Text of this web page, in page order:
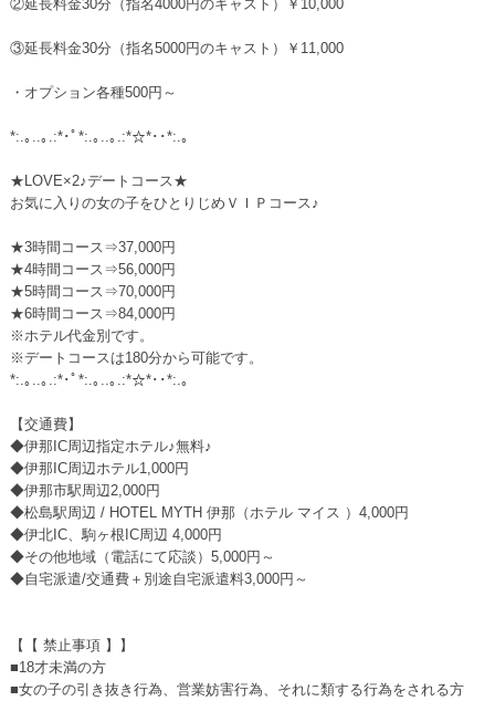
②延長料金30分（指名4000円のキャスト）￥10,000
③延長料金30分（指名5000円のキャスト）￥11,000
・オプション各種500円～
*:.｡..｡.:*･ﾟ*:.｡..｡.:*☆*･･*:.｡
★LOVE×2♪デートコース★
お気に入りの女の子をひとりじめＶＩＰコース♪
★3時間コース⇒37,000円
★4時間コース⇒56,000円
★5時間コース⇒70,000円
★6時間コース⇒84,000円
※ホテル代金別です。
※デートコースは180分から可能です。
*:.｡..｡.:*･ﾟ*:.｡..｡.:*☆*･･*:.｡
【交通費】
◆伊那IC周辺指定ホテル♪無料♪
◆伊那IC周辺ホテル1,000円
◆伊那市駅周辺2,000円
◆松島駅周辺 / HOTEL MYTH 伊那（ホテル マイス ）4,000円
◆伊北IC、駒ヶ根IC周辺 4,000円
◆その他地域（電話にて応談）5,000円～
◆自宅派遣/交通費＋別途自宅派遣料3,000円～
【【 禁止事項 】】
■18才未満の方
■女の子の引き抜き行為、営業妨害行為、それに類する行為をされる方